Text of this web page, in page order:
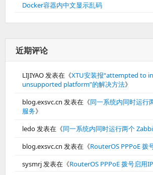
Docker容器内中文显示乱码
近期评论
LIJIYAO发表在《XTU安装报“attempted to
unsupported platform”的解决方法》
blog.exsvc.cn 发表在《同一系统内同时运行
服务》
ledo发表在《同一系统内同时运行两个
blog.exsvc.cn 发表在《RouterOS PPPoE 拨
sysmrj发表在《RouterOS PPPoE 拨号启用